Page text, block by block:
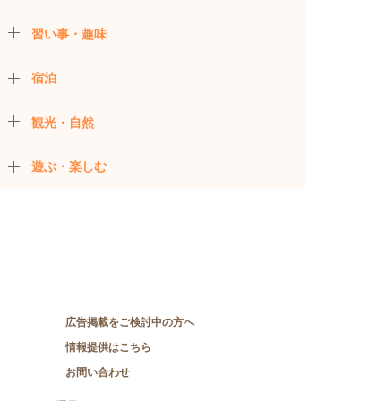
習い事・趣味
宿泊
観光・自然
遊ぶ・楽しむ
広告掲載をご検討中の方へ
情報提供はこちら
お問い合わせ